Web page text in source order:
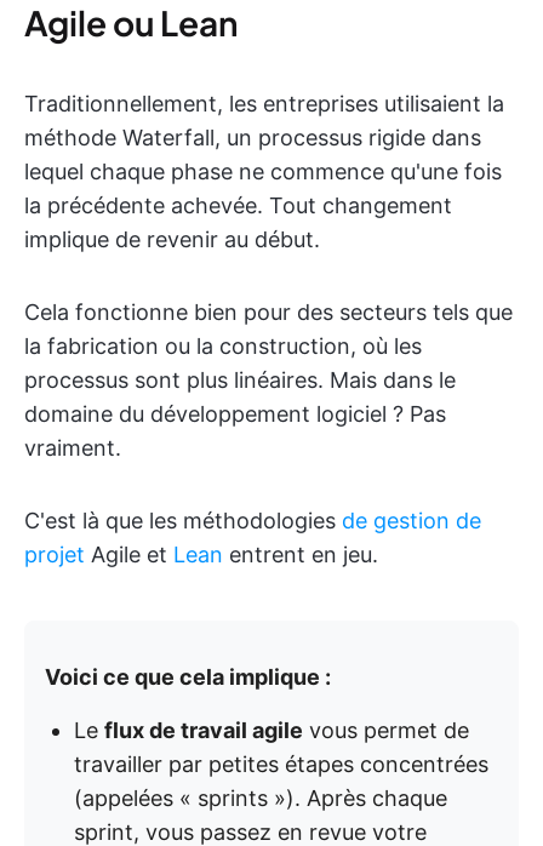
Agile ou Lean
Traditionnellement, les entreprises utilisaient la
méthode Waterfall, un processus rigide dans
lequel chaque phase ne commence qu'une fois
la précédente achevée. Tout changement
implique de revenir au début.
Cela fonctionne bien pour des secteurs tels que
la fabrication ou la construction, où les
processus sont plus linéaires. Mais dans le
domaine du développement logiciel ? Pas
vraiment.
C'est là que les méthodologies de gestion de
projet Agile et Lean entrent en jeu.
Voici ce que cela implique :
Le flux de travail agile vous permet de
travailler par petites étapes concentrées
(appelées « sprints »). Après chaque
sprint, vous passez en revue votre